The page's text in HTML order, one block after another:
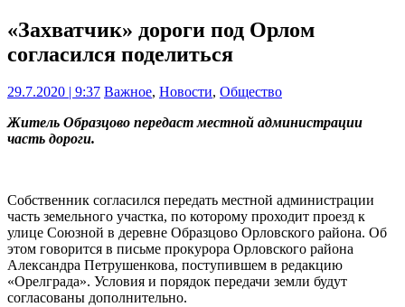
«Захватчик» дороги под Орлом
согласился поделиться
29.7.2020 | 9:37 Важное, Новости, Общество
Житель Образцово передаст местной администрации
часть дороги.
Собственник согласился передать местной администрации
часть земельного участка, по которому проходит проезд к
улице Союзной в деревне Образцово Орловского района. Об
этом говорится в письме прокурора Орловского района
Александра Петрушенкова, поступившем в редакцию
«Орелграда». Условия и порядок передачи земли будут
согласованы дополнительно.